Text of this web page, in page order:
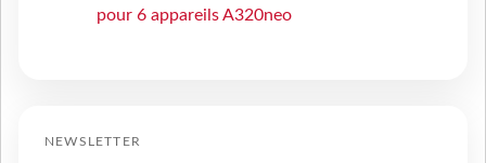
pour 6 appareils A320neo
NEWSLETTER